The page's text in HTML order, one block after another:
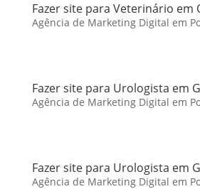
Fazer site para Veterinário em
Agência de Marketing Digital em
Fazer site para Urologista em
Agência de Marketing Digital em
Fazer site para Urologista em
Agência de Marketing Digital em